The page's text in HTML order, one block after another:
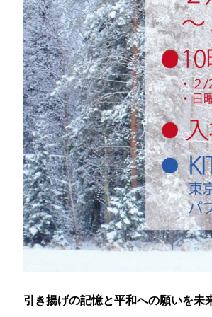
引き揚げの記憶と平和への願いを未